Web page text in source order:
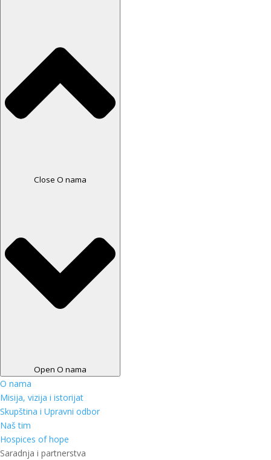
Close O nama
Open O nama
O nama
Misija, vizija i istorijat
Skupština i Upravni odbor
Naš tim
Hospices of hope
Saradnja i partnerstva